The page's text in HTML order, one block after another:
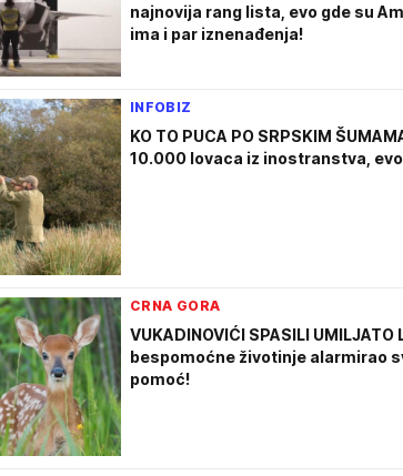
najnovija rang lista, evo gde su
ima i par iznenađenja!
INFOBIZ
KO TO PUCA PO SRPSKIM
10.000 lovaca iz inostranstva,
CRNA GORA
VUKADINOVIĆI SPASILI UMILJATO
bespomoćne životinje alarmirao
pomoć!